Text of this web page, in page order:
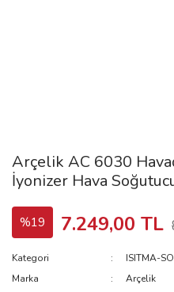
Arçelik AC 6030
İyonizer Hava
%19 7.249,00 TL
Kategori ISITMA-
Marka
Arçelik